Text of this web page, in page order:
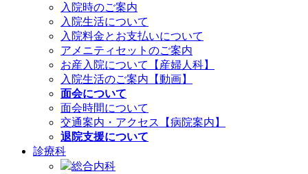
入院時のご案内
入院生活について
入院料金とお支払いについて
アメニティセットのご案内
お産入院について【産婦人科】
入院生活のご案内【動画】
面会について
面会時間について
交通案内・アクセス【病院案内】
退院支援について
診療科
総合内科